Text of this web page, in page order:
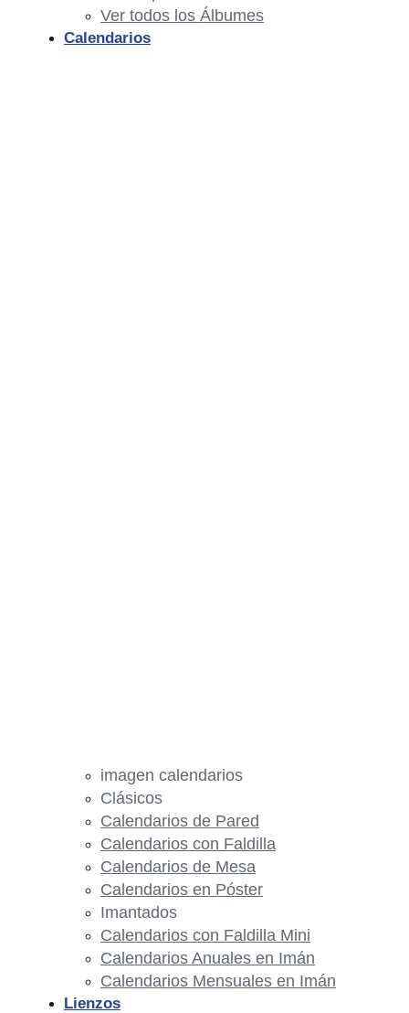
Ver todos los Álbumes
Calendarios
imagen calendarios
Clásicos
Calendarios de Pared
Calendarios con Faldilla
Calendarios de Mesa
Calendarios en Póster
Imantados
Calendarios con Faldilla Mini
Calendarios Anuales en Imán
Calendarios Mensuales en Imán
Lienzos